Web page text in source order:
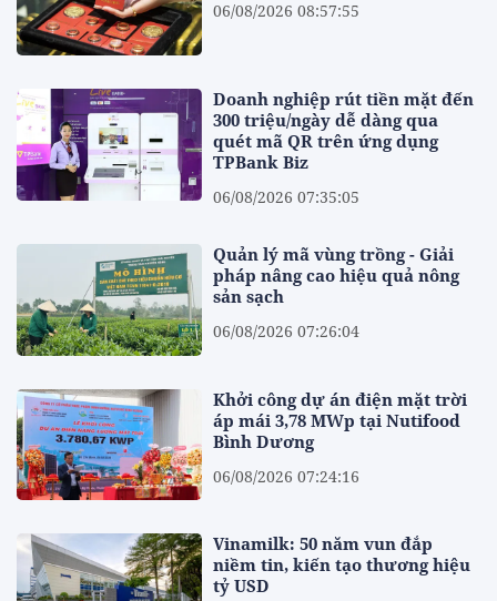
06/08/2026 08:57:55
Doanh nghiệp rút tiền mặt đến
300 triệu/ngày dễ dàng qua
quét mã QR trên ứng dụng
TPBank Biz
06/08/2026 07:35:05
Quản lý mã vùng trồng - Giải
pháp nâng cao hiệu quả nông
sản sạch
06/08/2026 07:26:04
Khởi công dự án điện mặt trời
áp mái 3,78 MWp tại Nutifood
Bình Dương
06/08/2026 07:24:16
Vinamilk: 50 năm vun đắp
niềm tin, kiến tạo thương hiệu
tỷ USD